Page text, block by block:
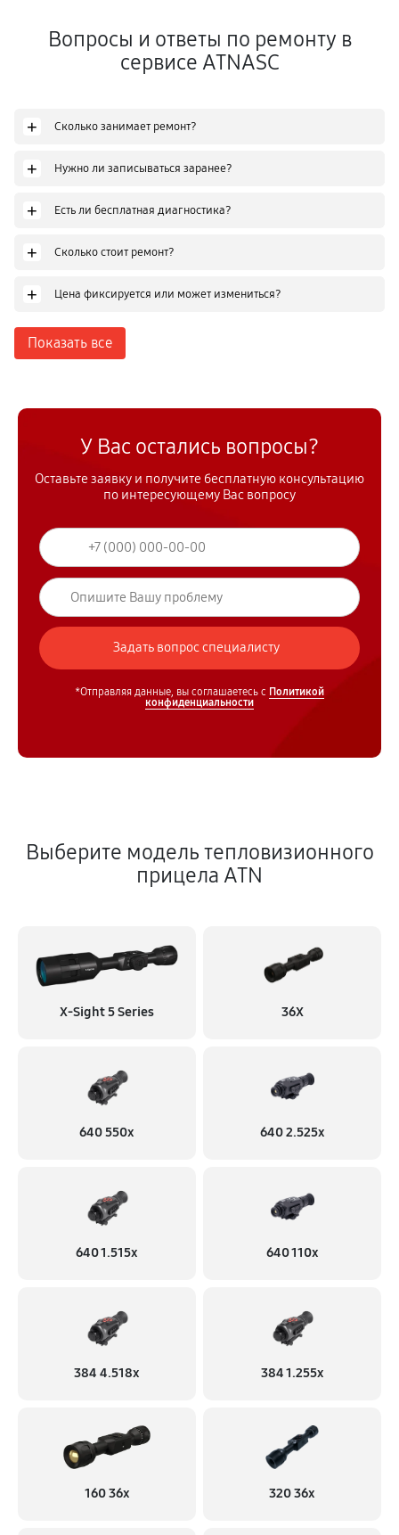
Вопросы и ответы по ремонту в
сервисе ATNASC
+ Сколько занимает ремонт?
+ Нужно ли записываться заранее?
+ Есть ли бесплатная диагностика?
+ Сколько стоит ремонт?
+ Цена фиксируется или может измениться?
Показать все
У Вас остались вопросы?
Оставьте заявку и получите бесплатную консультацию
по интересующему Вас вопросу
*Отправляя данные, вы соглашаетесь с Политикой
конфиденциальности
Выберите модель тепловизионного
прицела ATN
X‑Sight 5 Series 36X
640 550x 640 2.525x
640 1.515x 640 110x
384 4.518x 384 1.255х
160 36x 320 36x